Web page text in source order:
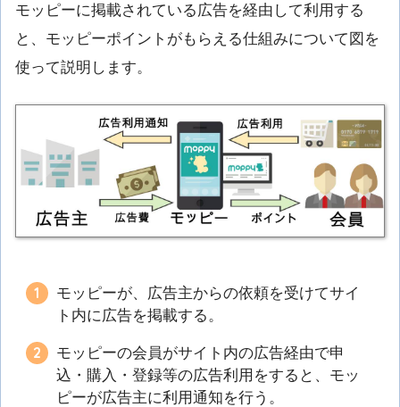
モッピーに掲載されている広告を経由して利用する
と、モッピーポイントがもらえる仕組みについて図を
使って説明します。
モッピーが、広告主からの依頼を受けてサイ
ト内に広告を掲載する。
モッピーの会員がサイト内の広告経由で申
込・購入・登録等の広告利用をすると、モッ
ピーが広告主に利用通知を行う。